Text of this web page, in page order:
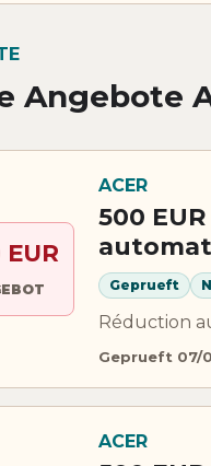
Angebote
ACER
500
Geprueft
Réduction
Geprueft 07/
ACER